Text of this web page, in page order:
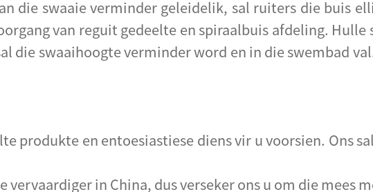
die swaaie verminder geleidelik, sal ruiters die buis
van reguit gedeelte en spiraalbuis afdeling.
die swaaihoogte verminder word en in die swembad
produkte en entoesiastiese diens vir u voorsien. Ons
vervaardiger in China, dus verseker ons u om die mees